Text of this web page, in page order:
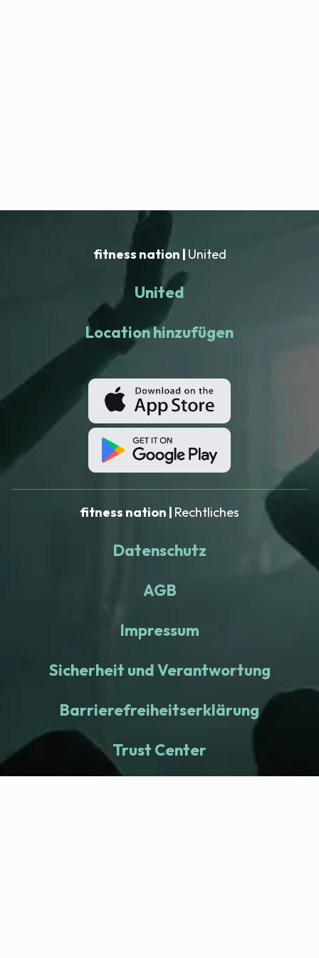
fitness nation | United
United
Location hinzufügen
fitness nation | Rechtliches
Datenschutz
AGB
Impressum
Sicherheit und Verantwortung
Barrierefreiheitserklärung
Trust Center